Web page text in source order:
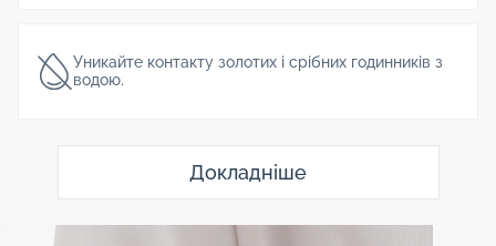
Уникайте контакту золотих і срібних годинників з
водою.
Докладніше